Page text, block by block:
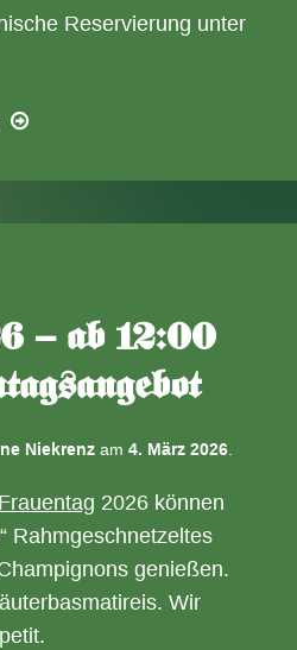
Reservierung unter
18:00
– ab 12:00
Niekrenz am 4. März 2026.
2026 können
Rahmgeschnetzeltes
genießen.
Wir